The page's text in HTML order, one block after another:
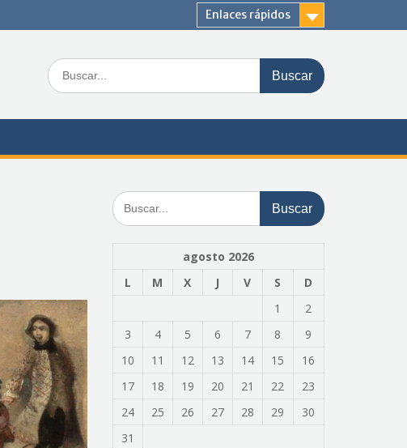
Enlaces rápidos
Buscar:
Buscar:
agosto 2026
L
M X J V S
D
1
2
3
4 5 6 7 8
9
10
11 12 13 14 15
16
17
18 19 20 21 22
23
24
25 26 27 28 29
30
31